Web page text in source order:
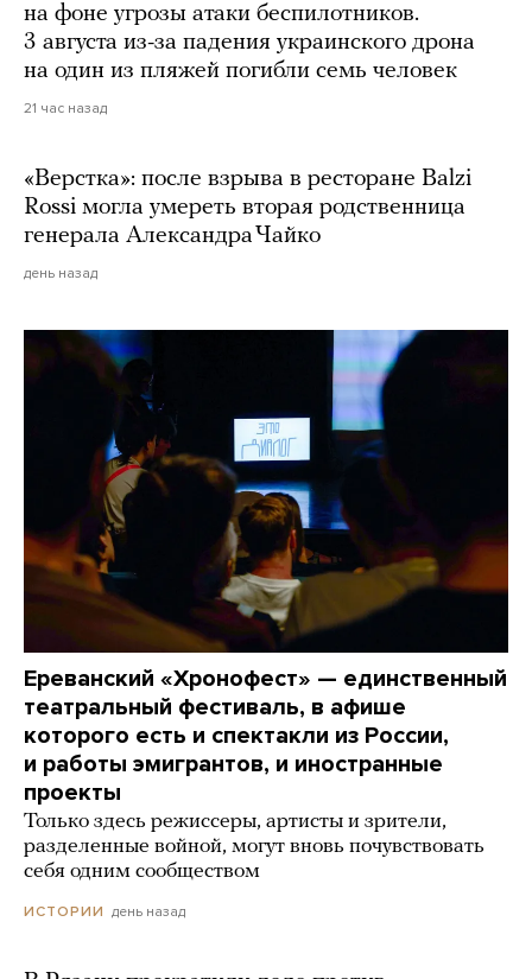
на фоне угрозы атаки беспилотников.
3 августа из-за падения украинского дрона
на один из пляжей погибли семь человек
21 час назад
«Верстка»: после взрыва в ресторане Balzi
Rossi могла умереть вторая родственница
генерала Александра Чайко
день назад
Ереванский «Хронофест» — единственный
театральный фестиваль, в афише
которого есть и спектакли из России,
и работы эмигрантов, и иностранные
проекты
Только здесь режиссеры, артисты и зрители,
разделенные войной, могут вновь почувствовать
себя одним сообществом
ИСТОРИИ день назад